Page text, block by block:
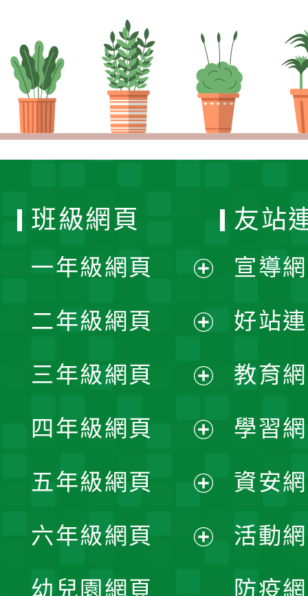
班級網頁
一年級網頁
開
選
單
二年級網頁
開
選
單
三年級網頁
開
選
單
四年級網頁
開
選
五年級網頁
開
六年級網頁
幼兒園網頁
友站
宣導
好站
教育
學習
資安
活動
防疫